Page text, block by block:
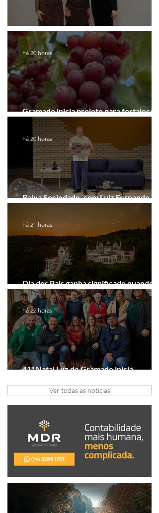
Coluna de Caxias
Gramado inicia projeto para fortalecer a
Rota do Vinho
há 20 horas
Baixa Sociedade, com Luiz Fernando
Guimarães, chega a Novo Hamburgo
há 20 horas
Dia dos Pais ganha significado quando o
presente é viver experiências juntos
há 21 horas
41º Natal Luz de Gramado inicia
há 22 horas
Ver todas as notícias